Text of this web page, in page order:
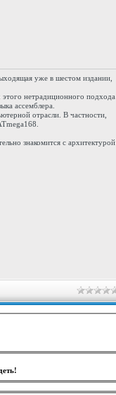
уже в шестом издании,
нетрадиционного подхода
ассемблера.
отрасли. В частности,
знакомится с архитектурой